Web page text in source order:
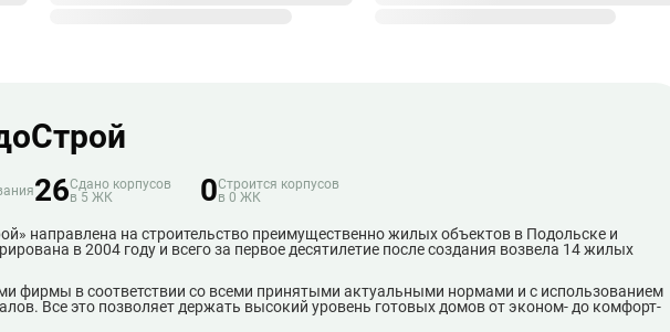
26Сдано корпусов
в 5 ЖК
0Строится корпусов
в 0 ЖК
направлена на строительство преимущественно жилых объектов в Подольске и
в 2004 году и всего за первое десятилетие после создания возвела 14 жилых
фирмы в соответствии со всеми принятыми актуальными нормами и с использованием
Все это позволяет держать высокий уровень готовых домов от эконом- до комфорт-